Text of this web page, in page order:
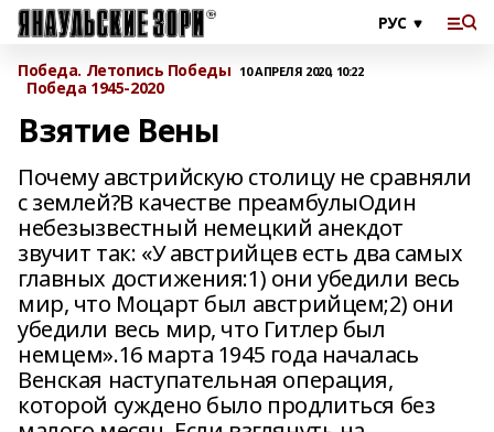
Победа. Летопись Победы 10 АПРЕЛЯ 2020, 10:22
Победа 1945-2020
Взятие Вены
Почему австрийскую столицу не сравняли
с землей?В качестве преамбулыОдин
небезызвестный немецкий анекдот
звучит так: «У австрийцев есть два самых
главных достижения:1) они убедили весь
мир, что Моцарт был австрийцем;2) они
убедили весь мир, что Гитлер был
немцем».16 марта 1945 года началась
Венская наступательная операция,
которой суждено было продлиться без